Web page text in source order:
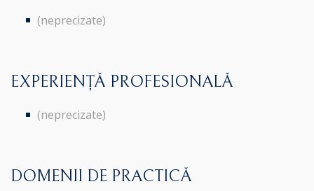
(neprecizate)
EXPERIENȚĂ PROFESIONALĂ
(neprecizate)
DOMENII DE PRACTICĂ